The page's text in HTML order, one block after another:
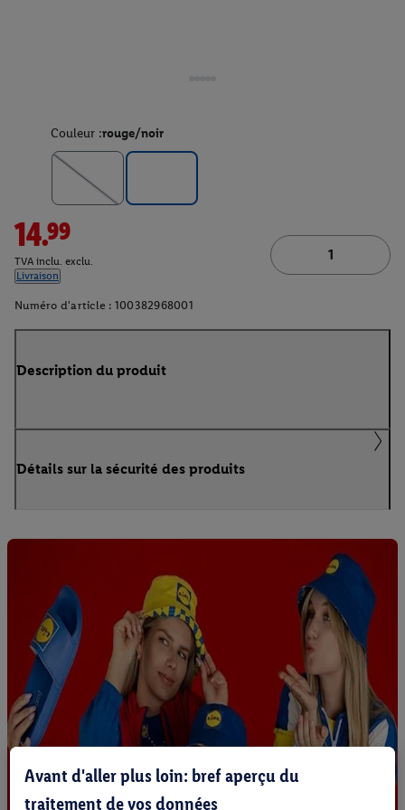
Couleur :rouge/noir
14.99
TVA inclu. exclu.
Livraison
Numéro d'article : 100382968001
Description du produit
Détails sur la sécurité des produits
Avant d'aller plus loin: bref aperçu du
traitement de vos données